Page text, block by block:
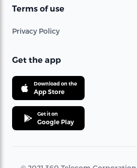
Terms of use
Privacy Policy
Get the app
Download on the
App Store
Get it on
Google Play